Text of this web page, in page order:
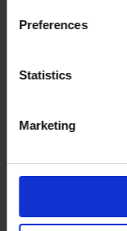
. If
process your
Preferences
Statistics
Marketing